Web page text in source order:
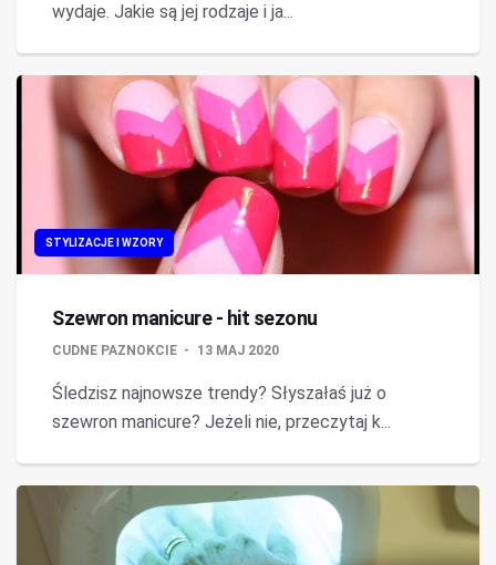
wydaje. Jakie są jej rodzaje i ja...
STYLIZACJE I WZORY
Szewron manicure - hit sezonu
CUDNE PAZNOKCIE 13 MAJ 2020
Śledzisz najnowsze trendy? Słyszałaś już o
szewron manicure? Jeżeli nie, przeczytaj k...